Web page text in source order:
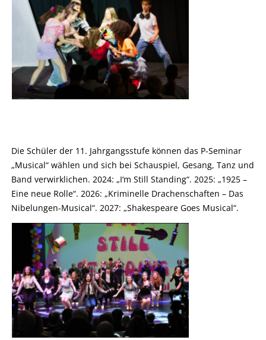
Die Schüler der 11. Jahrgangsstufe können das P-Seminar
„Musical“ wählen und sich bei Schauspiel, Gesang, Tanz und
Band verwirklichen. 2024: „I‘m Still Standing“. 2025: „1925 –
Eine neue Rolle“. 2026: „Kriminelle Drachenschaften – Das
Nibelungen-Musical“. 2027: „Shakespeare Goes Musical“.